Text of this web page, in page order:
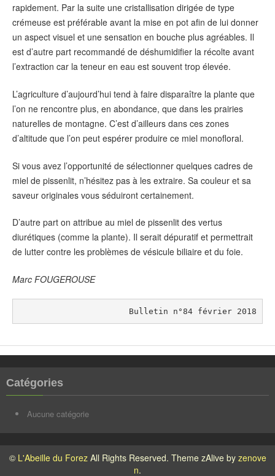
rapidement. Par la suite une cristallisation dirigée de type
crémeuse est préférable avant la mise en pot afin de lui donner
un aspect visuel et une sensation en bouche plus agréables. Il
est d’autre part recommandé de déshumidifier la récolte avant
l’extraction car la teneur en eau est souvent trop élevée.
L’agriculture d’aujourd’hui tend à faire disparaître la plante que
l’on ne rencontre plus, en abondance, que dans les prairies
naturelles de montagne. C’est d’ailleurs dans ces zones
d’altitude que l’on peut espérer produire ce miel monofloral.
Si vous avez l’opportunité de sélectionner quelques cadres de
miel de pissenlit, n’hésitez pas à les extraire. Sa couleur et sa
saveur originales vous séduiront certainement.
D’autre part on attribue au miel de pissenlit des vertus
diurétiques (comme la plante). Il serait dépuratif et permettrait
de lutter contre les problèmes de vésicule biliaire et du foie.
Marc FOUGEROUSE
Bulletin n°84 février 2018
Catégories
Aucune catégorie
© L'Abeille du ForezAll Rights Reserved. Theme zAlive by zenove
n.